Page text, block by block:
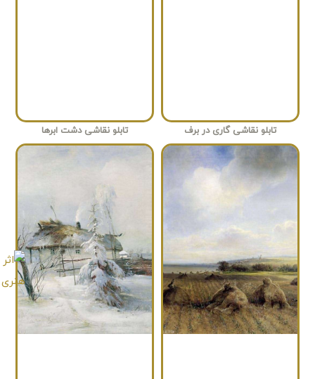
تابلو نقاشی گاری در برف تابلو نقاشی دشت ابرها